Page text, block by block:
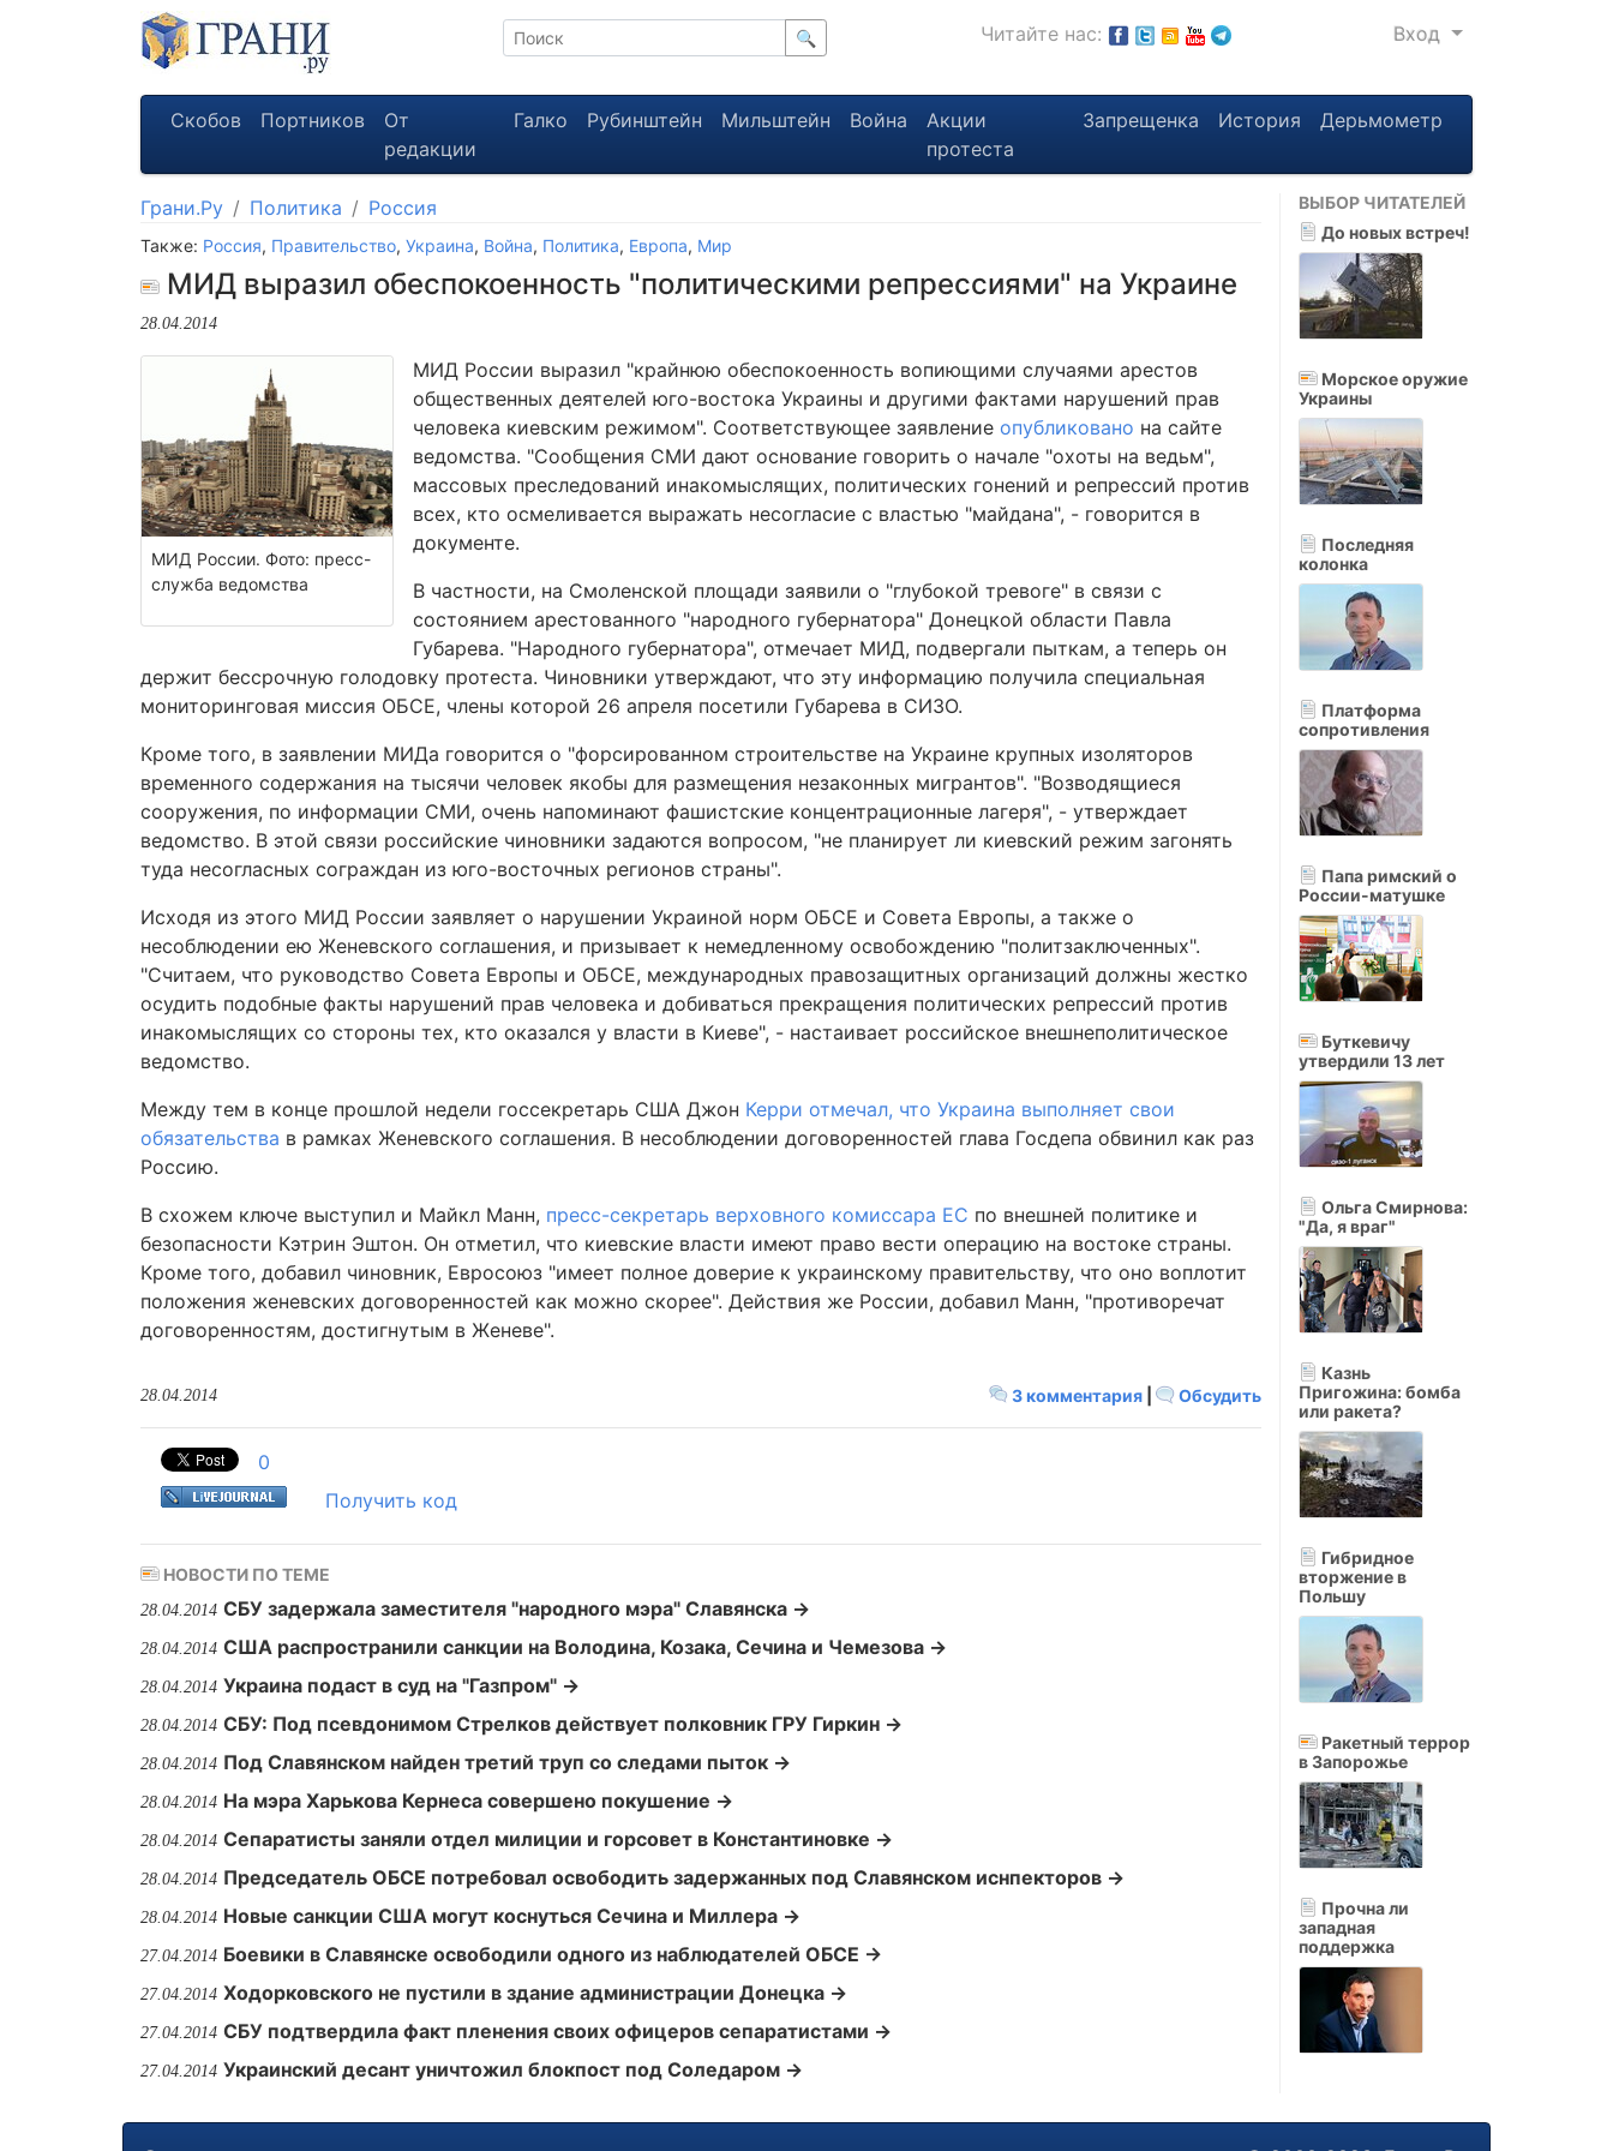
🔍 Читайте нас: Вход
Скобов Портников
От
редакции
Галко Рубинштейн Мильштейн Война
Акции
протеста
Запрещенка История Дерьмометр
Грани.Ру Политика Россия
Также: Россия, Правительство, Украина, Война, Политика, Европа, Мир
МИД выразил обеспокоенность "политическими репрессиями" на Украине
28.04.2014
МИД России. Фото: пресс-
служба ведомства
МИД России выразил "крайнюю обеспокоенность вопиющими случаями арестов
общественных деятелей юго-востока Украины и другими фактами нарушений прав
человека киевским режимом". Соответствующее заявление опубликовано на сайте
ведомства. "Сообщения СМИ дают основание говорить о начале "охоты на ведьм",
массовых преследований инакомыслящих, политических гонений и репрессий против
всех, кто осмеливается выражать несогласие с властью "майдана", - говорится в
документе.
В частности, на Смоленской площади заявили о "глубокой тревоге" в связи с
состоянием арестованного "народного губернатора" Донецкой области Павла
Губарева. "Народного губернатора", отмечает МИД, подвергали пыткам, а теперь он
держит бессрочную голодовку протеста. Чиновники утверждают, что эту информацию получила специальная
мониторинговая миссия ОБСЕ, члены которой 26 апреля посетили Губарева в СИЗО.
Кроме того, в заявлении МИДа говорится о "форсированном строительстве на Украине крупных изоляторов
временного содержания на тысячи человек якобы для размещения незаконных мигрантов". "Возводящиеся
сооружения, по информации СМИ, очень напоминают фашистские концентрационные лагеря", - утверждает
ведомство. В этой связи российские чиновники задаются вопросом, "не планирует ли киевский режим загонять
туда несогласных сограждан из юго-восточных регионов страны".
Исходя из этого МИД России заявляет о нарушении Украиной норм ОБСЕ и Совета Европы, а также о
несоблюдении ею Женевского соглашения, и призывает к немедленному освобождению "политзаключенных".
"Считаем, что руководство Совета Европы и ОБСЕ, международных правозащитных организаций должны жестко
осудить подобные факты нарушений прав человека и добиваться прекращения политических репрессий против
инакомыслящих со стороны тех, кто оказался у власти в Киеве", - настаивает российское внешнеполитическое
ведомство.
Между тем в конце прошлой недели госсекретарь США Джон Керри отмечал, что Украина выполняет свои
обязательства в рамках Женевского соглашения. В несоблюдении договоренностей глава Госдепа обвинил как раз
Россию.
В схожем ключе выступил и Майкл Манн, пресс-секретарь верховного комиссара ЕС по внешней политике и
безопасности Кэтрин Эштон. Он отметил, что киевские власти имеют право вести операцию на востоке страны.
Кроме того, добавил чиновник, Евросоюз "имеет полное доверие к украинскому правительству, что оно воплотит
положения женевских договоренностей как можно скорее". Действия же России, добавил Манн, "противоречат
договоренностям, достигнутым в Женеве".
3 комментария Обсудить
28.04.2014
0
Получить код
НОВОСТИ ПО ТЕМЕ
28.04.2014 СБУ задержала заместителя "народного мэра" Славянска →
28.04.2014 США распространили санкции на Володина, Козака, Сечина и Чемезова →
28.04.2014 Украина подаст в суд на "Газпром" →
28.04.2014 СБУ: Под псевдонимом Стрелков действует полковник ГРУ Гиркин →
28.04.2014 Под Славянском найден третий труп со следами пыток →
28.04.2014 На мэра Харькова Кернеса совершено покушение →
28.04.2014 Сепаратисты заняли отдел милиции и горсовет в Константиновке →
28.04.2014 Председатель ОБСЕ потребовал освободить задержанных под Славянском иснпекторов →
28.04.2014 Новые санкции США могут коснуться Сечина и Миллера →
27.04.2014 Боевики в Славянске освободили одного из наблюдателей ОБСЕ →
27.04.2014 Ходорковского не пустили в здание администрации Донецка →
27.04.2014 СБУ подтвердила факт пленения своих офицеров сепаратистами →
27.04.2014 Украинский десант уничтожил блокпост под Соледаром →
ВЫБОР ЧИТАТЕЛЕЙ
До новых встреч!
Морское оружие
Украины
Последняя
колонка
Платформа
сопротивления
Папа римский о
России-матушке
Буткевичу
утвердили 13 лет
Ольга Смирнова:
"Да, я враг"
Казнь
Пригожина: бомба
или ракета?
Гибридное
вторжение в
Польшу
Ракетный террор
в Запорожье
Прочна ли
западная
поддержка